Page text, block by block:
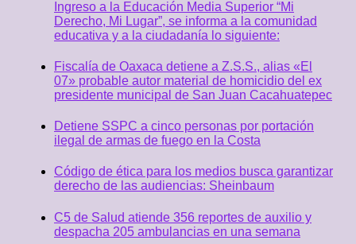
Ingreso a la Educación Media Superior “Mi
Derecho, Mi Lugar”, se informa a la comunidad
educativa y a la ciudadanía lo siguiente:
Fiscalía de Oaxaca detiene a Z.S.S., alias «El
07» probable autor material de homicidio del ex
presidente municipal de San Juan Cacahuatepec
Detiene SSPC a cinco personas por portación
ilegal de armas de fuego en la Costa
Código de ética para los medios busca garantizar
derecho de las audiencias: Sheinbaum
C5 de Salud atiende 356 reportes de auxilio y
despacha 205 ambulancias en una semana